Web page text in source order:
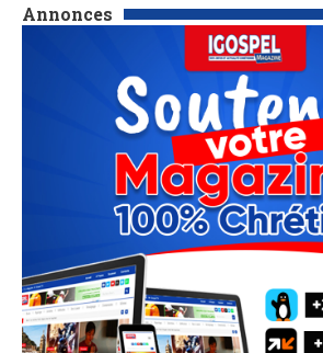
Annonces